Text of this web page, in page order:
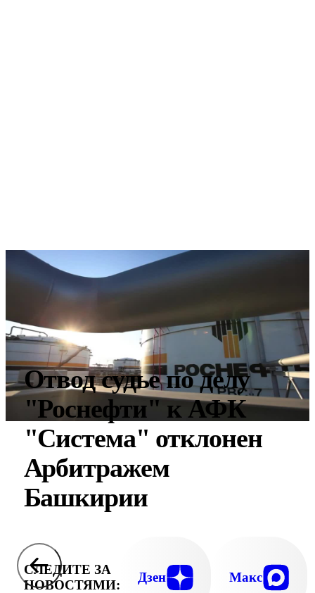
Отвод судье по делу
"Роснефти" к АФК
"Система" отклонен
Арбитражем
Башкирии
СЛЕДИТЕ ЗА
НОВОСТЯМИ:
Дзен Макс